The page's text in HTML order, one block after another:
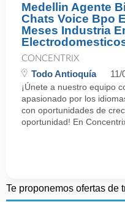
Medellin Agente
Chats Voice Bpo
Meses Industria
CONCENTRIX
Todo Antioquía 11/
¡Únete a nuestro equipo
apasionado por los
con oportunidades de
oportunidad! En
Te proponemos ofertas de